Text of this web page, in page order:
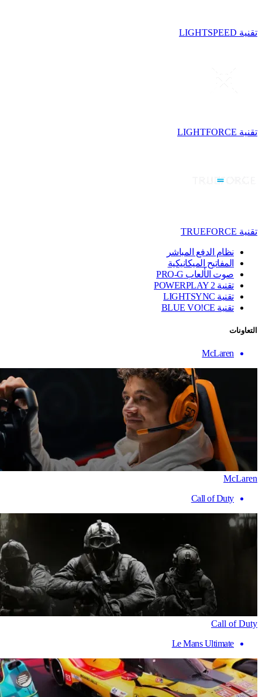
تقنية LIGHTSPEED
تقنية LIGHTFORCE
تقنية TRUEFORCE
نظام الدفع المباشر
المفاتيح الميكانيكية
صوت الألعاب PRO-G
تقنية ‏POWERPLAY 2
تقنية LIGHTSYNC
تقنية BLUE VO!CE
التعاونات
McLaren
McLaren
Call of Duty
Call of Duty
Le Mans Ultimate